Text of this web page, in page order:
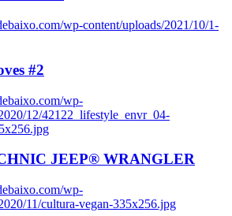
wp-content/uploads/2021/10/1-
#2
wp-
12/42122_lifestyle_envr_04-
JEEP® WRANGLER
wp-
11/cultura-vegan-335x256.jpg